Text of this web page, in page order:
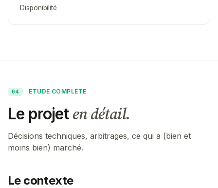
Disponibilité
04 ÉTUDE COMPLÈTE
Le projet en détail.
Décisions techniques, arbitrages, ce qui a (bien et
moins bien) marché.
Le contexte